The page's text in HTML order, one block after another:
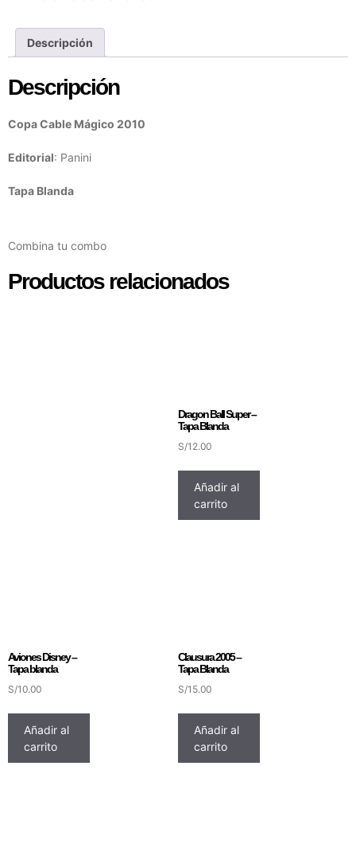
Descripción
Descripción
Copa Cable Mágico 2010
Editorial: Panini
Tapa Blanda
Combina tu combo
Productos relacionados
Dragon Ball Super –
Tapa Blanda
S/12.00
Añadir al
carrito
Aviones Disney –
Tapa blanda
S/10.00
Añadir al
carrito
Clausura 2005 –
Tapa Blanda
S/15.00
Añadir al
carrito